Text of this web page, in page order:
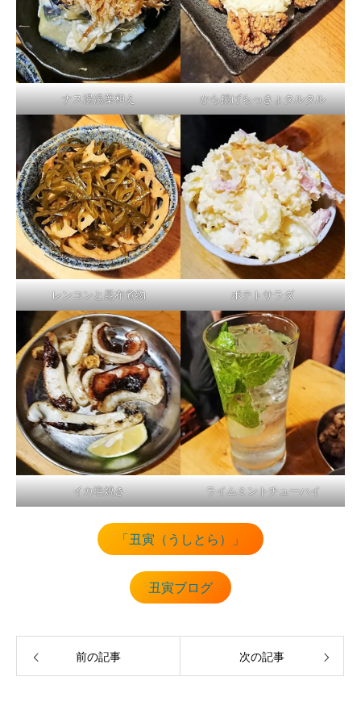
ナス湯湯葉和え から揚げらっきょタルタル
レンコンと昆布煮物 ポテトサラダ
イカ塩焼き ライムミントチューハイ
「丑寅（うしとら）」
丑寅ブログ
前の記事 次の記事